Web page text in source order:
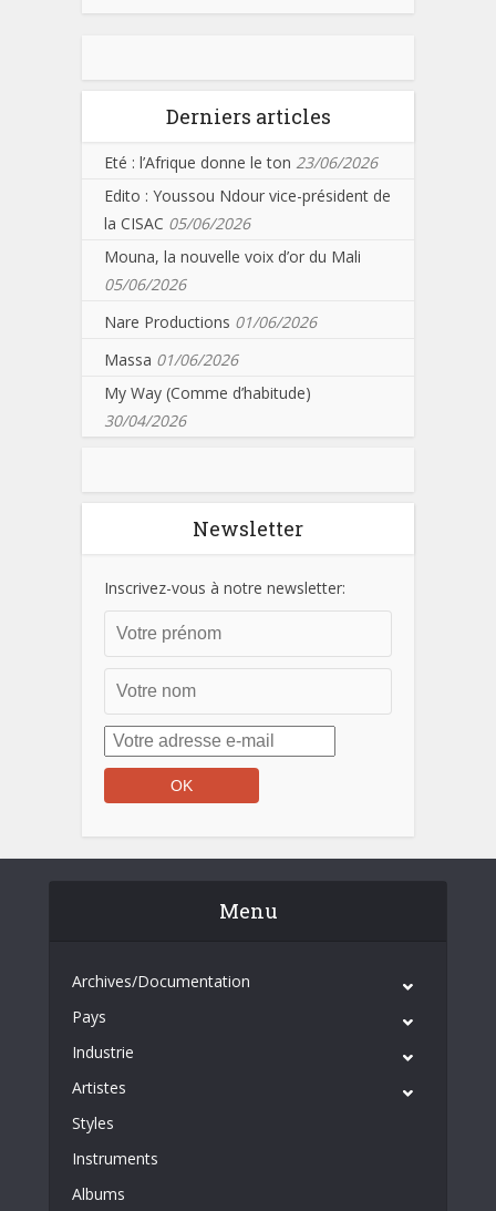
Derniers articles
Eté : l’Afrique donne le ton 23/06/2026
Edito : Youssou Ndour vice-président de
la CISAC 05/06/2026
Mouna, la nouvelle voix d’or du Mali
05/06/2026
Nare Productions 01/06/2026
Massa 01/06/2026
My Way (Comme d’habitude)
30/04/2026
Newsletter
Inscrivez-vous à notre newsletter:
Menu
Archives/Documentation
Pays
Industrie
Artistes
Styles
Instruments
Albums